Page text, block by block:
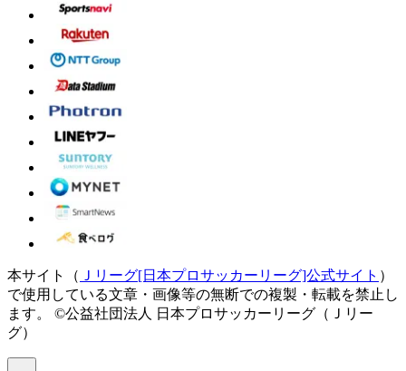
本サイト（ Ｊリーグ[日本プロサッカーリーグ]公式サイト ）
で使用している文章・画像等の無断での複製・転載を禁止し
ます。
©公益社団法人 日本プロサッカーリーグ（Ｊリー
グ）